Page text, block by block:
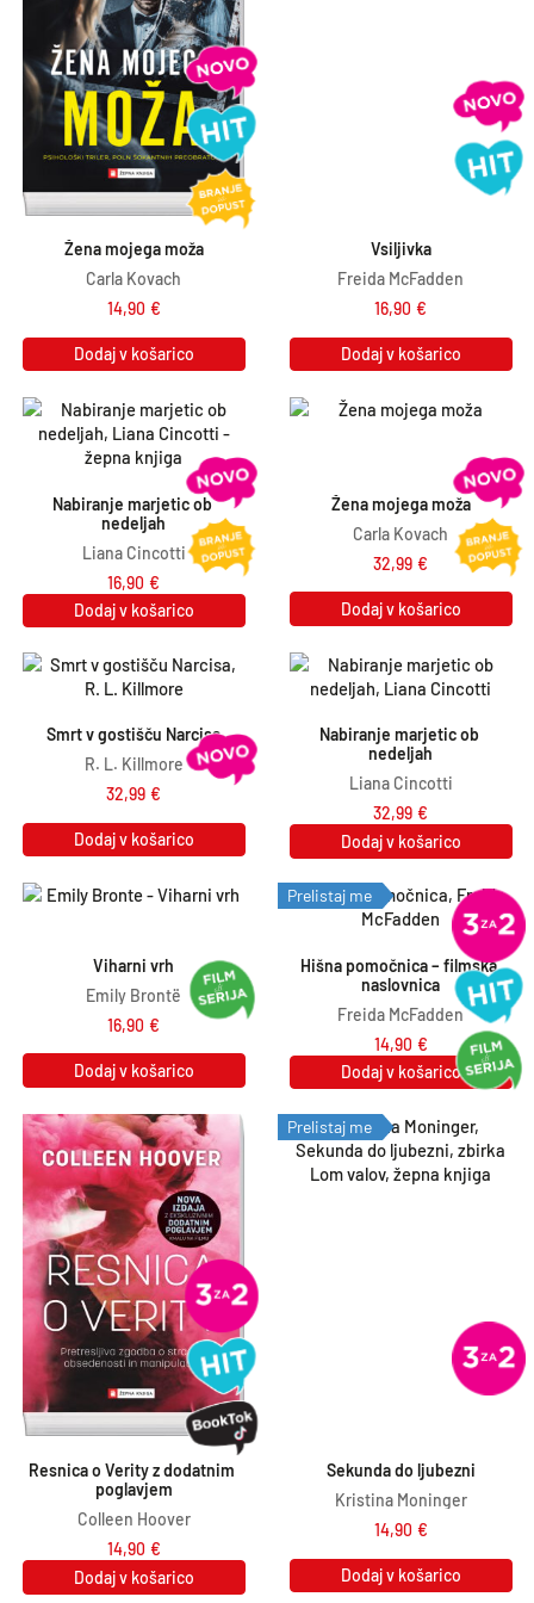
Žena mojega moža
Carla Kovach
14,90 €
Dodaj v košarico
Vsiljivka
Freida McFadden
16,90 €
Dodaj v košarico
Nabiranje marjetic ob
nedeljah
Liana Cincotti
16,90 €
Dodaj v košarico
Žena mojega moža
Carla Kovach
32,99 €
Dodaj v košarico
Smrt v gostišču Narcisa
R. L. Killmore
32,99 €
Dodaj v košarico
Nabiranje marjetic ob
nedeljah
Liana Cincotti
32,99 €
Dodaj v košarico
Viharni vrh
Emily Brontë
16,90 €
Dodaj v košarico
Prelistaj me
Hišna pomočnica – filmska
naslovnica
Freida McFadden
14,90 €
Dodaj v košarico
Resnica o Verity z dodatnim
poglavjem
Colleen Hoover
14,90 €
Dodaj v košarico
Prelistaj me
Sekunda do ljubezni
Kristina Moninger
14,90 €
Dodaj v košarico